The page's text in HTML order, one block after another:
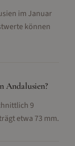
im Januar
können
Andalusien?
9
etwa 73 mm.